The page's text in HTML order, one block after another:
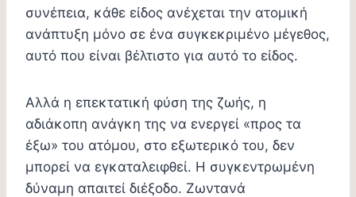
συνέπεια, κάθε είδος ανέχεται την ατομική
ανάπτυξη μόνο σε ένα συγκεκριμένο μέγεθος,
αυτό που είναι βέλτιστο για αυτό το είδος.
Αλλά η επεκτατική φύση της ζωής, η
αδιάκοπη ανάγκη της να ενεργεί «προς τα
έξω» του ατόμου, στο εξωτερικό του, δεν
μπορεί να εγκαταλειφθεί. Η συγκεντρωμένη
δύναμη απαιτεί διέξοδο. Ζωντανά